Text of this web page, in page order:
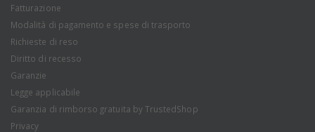
Fatturazione
Modalità di pagamento e spese di trasporto
Richieste di reso
Diritto di recesso
Garanzie
Legge applicabile
Garanzia di rimborso gratuita by TrustedShop
Privacy